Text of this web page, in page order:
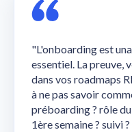
"L'onboarding est
essentiel. La preuve,
dans vos roadmaps
à ne pas savoir
préboarding ? rôle
1ère semaine ? suivi